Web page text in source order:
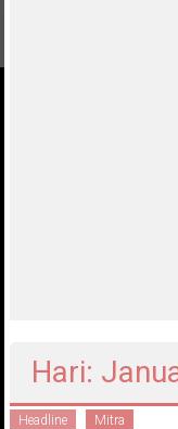
Hari:
Headline Mitra